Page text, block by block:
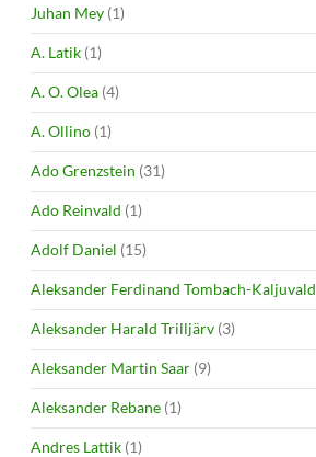
Juhan Mey (1)
A. Latik (1)
A. O. Olea (4)
A. Ollino (1)
Ado Grenzstein (31)
Ado Reinvald (1)
Adolf Daniel (15)
Aleksander Ferdinand Tombach-Kaljuvald
Aleksander Harald Trilljärv (3)
Aleksander Martin Saar (9)
Aleksander Rebane (1)
Andres Lattik (1)